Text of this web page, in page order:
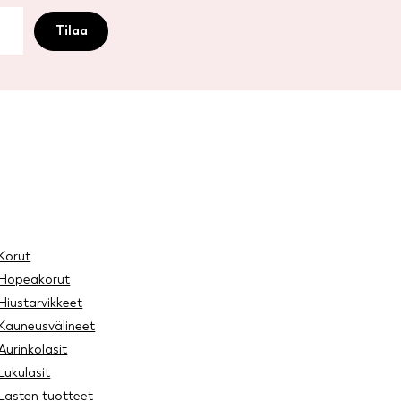
Korut
Hopeakorut
Hiustarvikkeet
Kauneusvälineet
Lukulasit
Lasten tuotteet